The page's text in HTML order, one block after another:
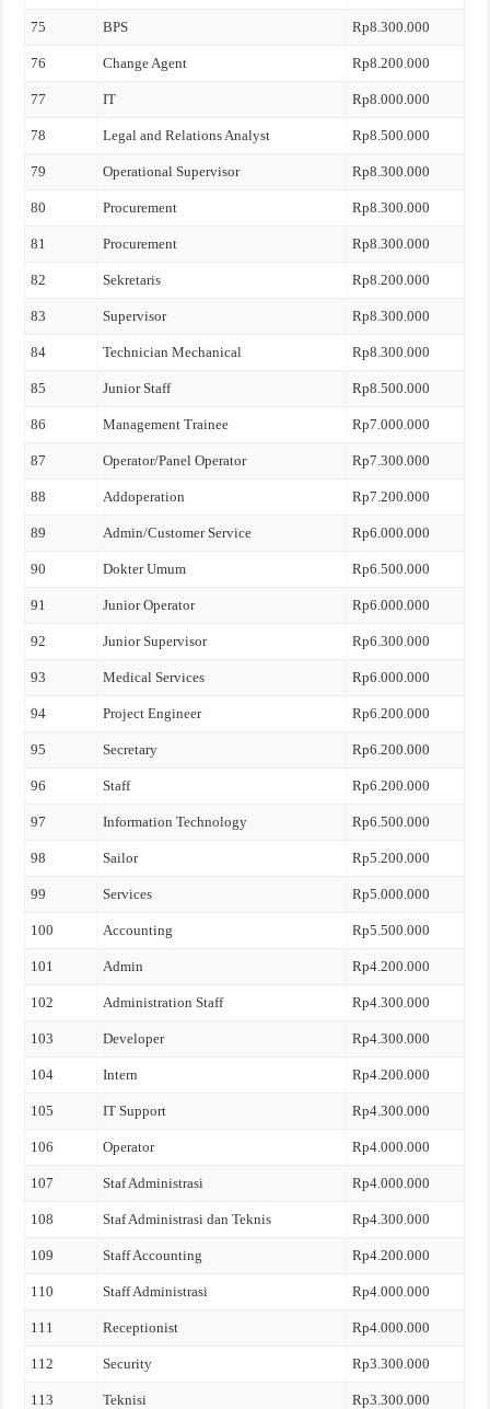
75 BPS Rp8.300.000
76 Change Agent Rp8.200.000
77 IT Rp8.000.000
78 Legal and Relations Analyst Rp8.500.000
79 Operational Supervisor Rp8.300.000
80 Procurement Rp8.300.000
81 Procurement Rp8.300.000
82 Sekretaris Rp8.200.000
83 Supervisor Rp8.300.000
84 Technician Mechanical Rp8.300.000
85 Junior Staff Rp8.500.000
86 Management Trainee Rp7.000.000
87 Operator/Panel Operator Rp7.300.000
88 Addoperation Rp7.200.000
89 Admin/Customer Service Rp6.000.000
90 Dokter Umum Rp6.500.000
91 Junior Operator Rp6.000.000
92 Junior Supervisor Rp6.300.000
93 Medical Services Rp6.000.000
94 Project Engineer Rp6.200.000
95 Secretary Rp6.200.000
96 Staff Rp6.200.000
97 Information Technology Rp6.500.000
98 Sailor Rp5.200.000
99 Services Rp5.000.000
100 Accounting Rp5.500.000
101 Admin Rp4.200.000
102 Administration Staff Rp4.300.000
103 Developer Rp4.300.000
104 Intern Rp4.200.000
105 IT Support Rp4.300.000
106 Operator Rp4.000.000
107 Staf Administrasi Rp4.000.000
108 Staf Administrasi dan Teknis Rp4.300.000
109 Staff Accounting Rp4.200.000
110 Staff Administrasi Rp4.000.000
111 Receptionist Rp4.000.000
112 Security Rp3.300.000
113 Teknisi Rp3.300.000